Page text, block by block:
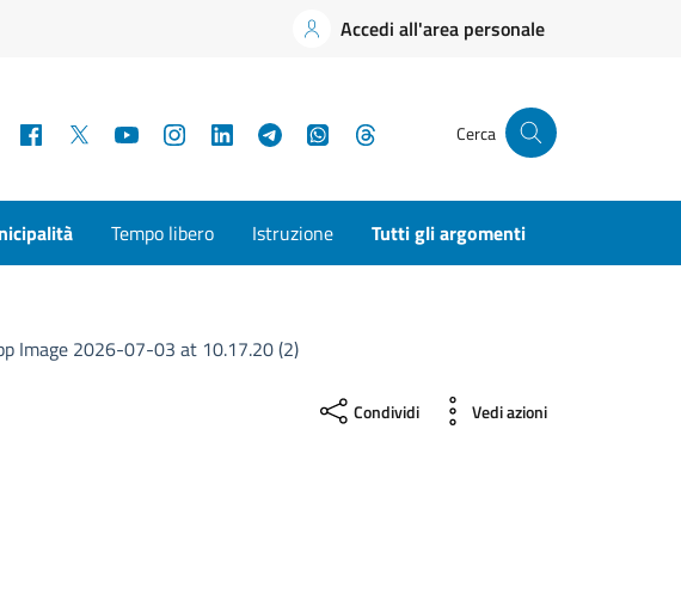
Accedi all'area personale
Facebook YouTubeInstagramLinkedInTelegramWhatsApp Cerca
Tempo libero Istruzione Tutti gli argomenti
Image 2026-07-03 at 10.17.20 (2)
Condividi Vedi azioni